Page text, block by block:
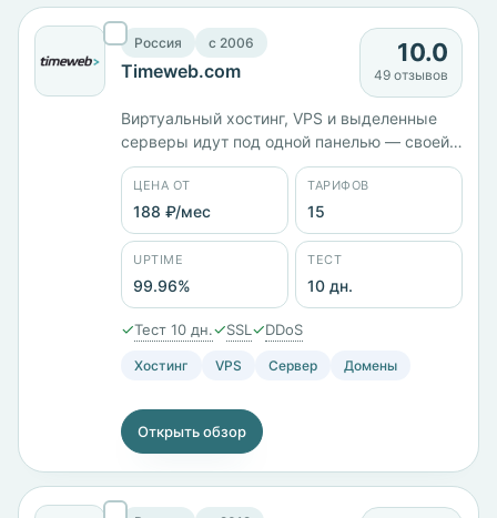
Россия c 2006
Timeweb.com
10.0
49 отзывов
Виртуальный хостинг, VPS и выделенные
серверы идут под одной панелью — своей
или ISPmanager. Компания работает с 2006
года, юрлицо российское, ООО «ТаймВэб».
В каталоге 15 тарифов, стартовый Cloud 15
стоит 188 ₽/мес. Площадки в России,
Казахстане, Нидерландах, Германии и
Польше, заявленный uptime 99,96%.
Тестовый период — 10 дней.
ЦЕНА ОТ
188 ₽/мес
ТАРИФОВ
15
UPTIME
99.96%
ТЕСТ
10 дн.
✓Тест 10 дн.✓SSL ✓DDoS
Хостинг VPS Сервер Домены
Открыть обзор